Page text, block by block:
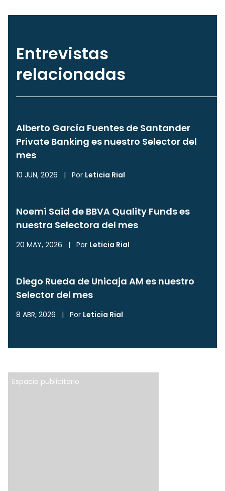
Entrevistas
relacionadas
Alberto García Fuentes de Santander
Private Banking es nuestro Selector del
mes
10 JUN, 2026 | Por Leticia Rial
Noemí Said de BBVA Quality Funds es
nuestra Selectora del mes
20 MAY, 2026 | Por Leticia Rial
Diego Rueda de Unicaja AM es nuestro
Selector del mes
8 ABR, 2026 | Por Leticia Rial
Espacio publicitario